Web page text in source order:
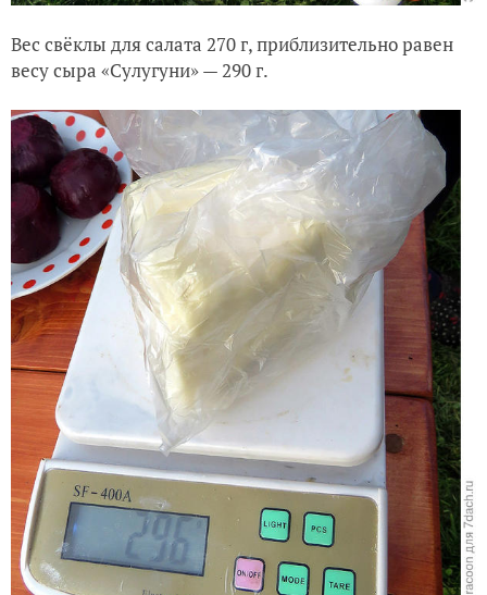
Вес свёклы для салата 270 г, приблизительно равен
весу сыра «Сулугуни» — 290 г.